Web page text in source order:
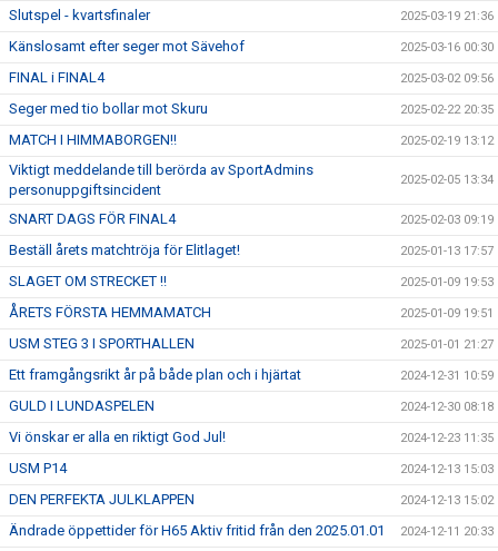
Slutspel - kvartsfinaler 2025-03-19 21:36
Känslosamt efter seger mot Sävehof 2025-03-16 00:30
FINAL i FINAL4 2025-03-02 09:56
Seger med tio bollar mot Skuru 2025-02-22 20:35
MATCH I HIMMABORGEN!! 2025-02-19 13:12
Viktigt meddelande till berörda av SportAdmins
personuppgiftsincident
2025-02-05 13:34
SNART DAGS FÖR FINAL4 2025-02-03 09:19
Beställ årets matchtröja för Elitlaget! 2025-01-13 17:57
SLAGET OM STRECKET !! 2025-01-09 19:53
ÅRETS FÖRSTA HEMMAMATCH 2025-01-09 19:51
USM STEG 3 I SPORTHALLEN 2025-01-01 21:27
Ett framgångsrikt år på både plan och i hjärtat 2024-12-31 10:59
GULD I LUNDASPELEN 2024-12-30 08:18
Vi önskar er alla en riktigt God Jul! 2024-12-23 11:35
USM P14 2024-12-13 15:03
DEN PERFEKTA JULKLAPPEN 2024-12-13 15:02
Ändrade öppettider för H65 Aktiv fritid från den 2025.01.01 2024-12-11 20:33